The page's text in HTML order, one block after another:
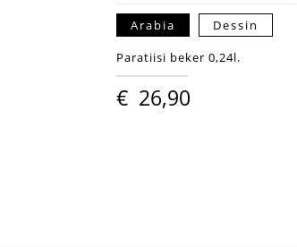
Arabia Dessin
Paratiisi beker 0,24l.
€ 26,90